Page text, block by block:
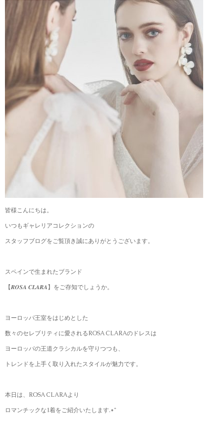
皆様こんにちは。
いつもギャレリアコレクションの
スタッフブログをご覧頂き誠にありがとうございます。
スペインで生まれたブランド
【𝑹𝑶𝑺𝑨 𝑪𝑳𝑨𝑹𝑨】をご存知でしょうか。
ヨーロッパ王室をはじめとした
数々のセレブリティに愛されるROSA CLARAのドレスは
ヨーロッパの王道クラシカルを守りつつも、
トレンドを上手く取り入れたスタイルが魅力です。
本日は、ROSA CLARAより
ロマンチックな1着をご紹介いたします.*˚